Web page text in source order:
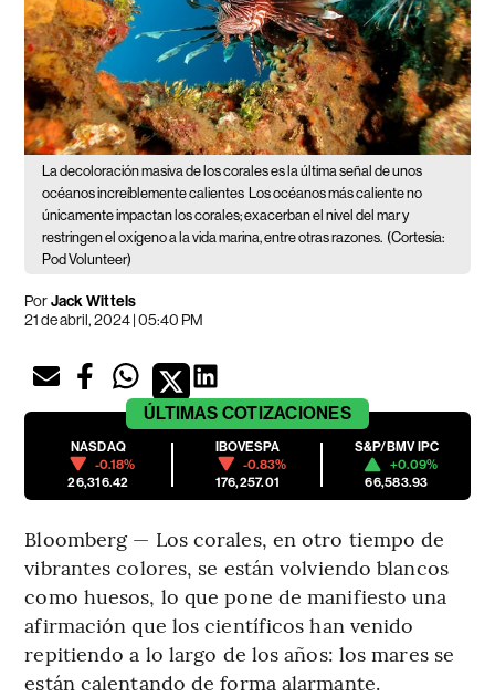
La decoloración masiva de los corales es la última señal de unos
océanos increíblemente calientes Los océanos más caliente no
únicamente impactan los corales; exacerban el nivel del mar y
restringen el oxígeno a la vida marina, entre otras razones. (Cortesía:
Pod Volunteer)
PorJack Wittels
21 de abril, 2024 | 05:40 PM
ÚLTIMAS COTIZACIONES
NASDAQ
-0.18%
26,316.42
IBOVESPA
-0.83%
176,257.01
S&P/BMV IPC
+0.09%
66,583.93
Bloomberg — Los corales, en otro tiempo de
vibrantes colores, se están volviendo blancos
como huesos, lo que pone de manifiesto una
afirmación que los científicos han venido
repitiendo a lo largo de los años: los mares se
están calentando de forma alarmante.